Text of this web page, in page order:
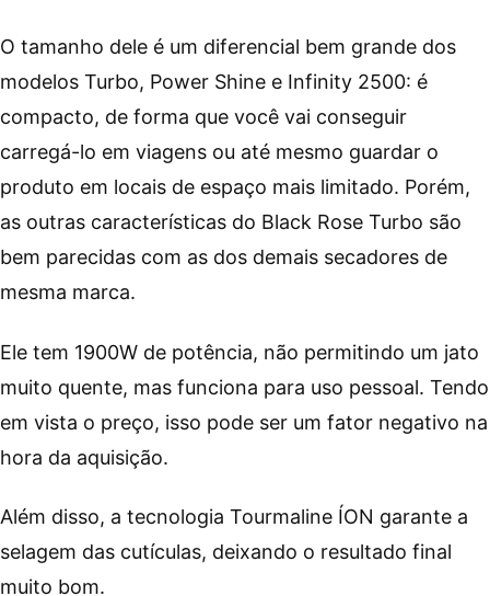
O tamanho dele é um diferencial bem grande dos
modelos Turbo, Power Shine e Infinity 2500: é
compacto, de forma que você vai conseguir
carregá-lo em viagens ou até mesmo guardar o
produto em locais de espaço mais limitado. Porém,
as outras características do Black Rose Turbo são
bem parecidas com as dos demais secadores de
mesma marca.
Ele tem 1900W de potência, não permitindo um jato
muito quente, mas funciona para uso pessoal. Tendo
em vista o preço, isso pode ser um fator negativo na
hora da aquisição.
Além disso, a tecnologia Tourmaline ÍON garante a
selagem das cutículas, deixando o resultado final
muito bom.